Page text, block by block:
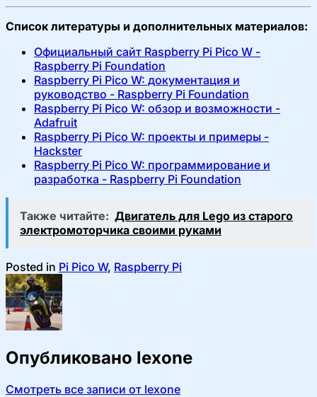
Список литературы и дополнительных материалов:
Официальный сайт Raspberry Pi Pico W -
Raspberry Pi Foundation
Raspberry Pi Pico W: документация и
руководство - Raspberry Pi Foundation
Raspberry Pi Pico W: обзор и возможности -
Adafruit
Raspberry Pi Pico W: проекты и примеры -
Hackster
Raspberry Pi Pico W: программирование и
разработка - Raspberry Pi Foundation
Также читайте: Двигатель для Lego из старого
электромоторчика своими руками
Posted in Pi Pico W, Raspberry Pi
Опубликовано lexone
Смотреть все записи от lexone